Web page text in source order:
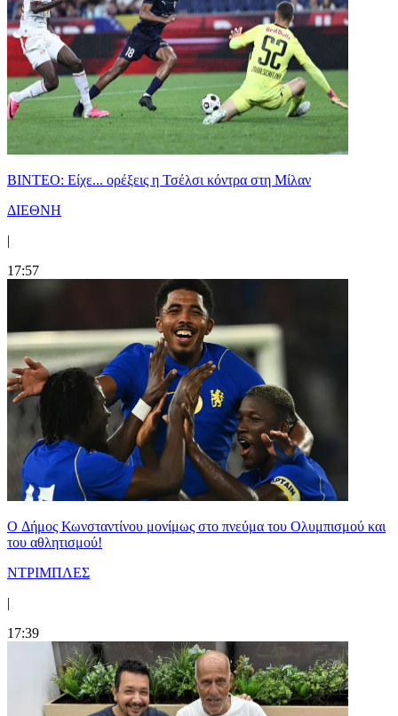
BINTEO: Είχε... ορέξεις η Τσέλσι κόντρα στη Μίλαν
ΔΙΕΘΝΗ
|
17:57
O Δήμος Κωνσταντίνου μονίμως στο πνεύμα του Ολυμπισμού και
του αθλητισμού!
ΝΤΡΙΜΠΛΕΣ
|
17:39